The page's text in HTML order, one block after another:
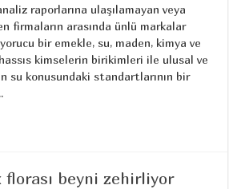
raporlarına ulaşılamayan veya
firmaların arasında ünlü markalar
bir emekle, su, maden, kimya ve
kimselerin birikimleri ile ulusal ve
su konusundaki standartlarının bir
florası beyni zehirliyor